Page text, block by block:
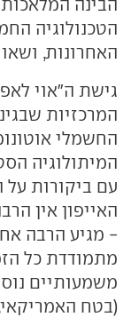
הטכנולוגיה
האחרונות,
גישת ה"אוי
המרכזיות
החשמלי
המיתולוגיה
עם ביקורות
האייפון אין
- מגיע הרבה
מתמודדת כל
משמעותיים
(בטח